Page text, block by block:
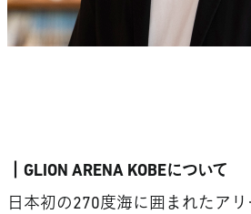
┃GLION ARENA KOBEについて
日本初の270度海に囲まれたア